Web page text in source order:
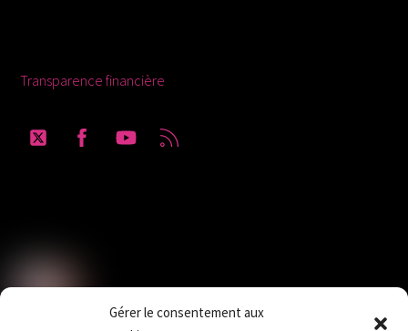
Gérer le consentement aux
Transparence financière
Twitter FacebookYouTube